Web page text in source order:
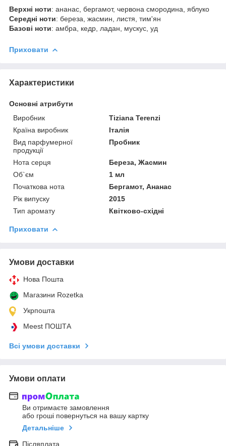
Верхні ноти: ананас, бергамот, червона смородина, яблуко
Середні ноти: береза, жасмин, листя, тим'ян
Базові ноти: амбра, кедр, ладан, мускус, уд
Приховати
Характеристики
Основні атрибути
Виробник
Tiziana Terenzi
Країна виробник
Італія
Вид парфумерної
продукції
Пробник
Нота серця
Береза, Жасмин
Об`єм
1 мл
Початкова нота
Бергамот, Ананас
Рік випуску
2015
Тип аромату
Квітково-східні
Приховати
Умови доставки
Нова Пошта
Магазини Rozetka
Укрпошта
Meest ПОШТА
Всі умови доставки
Умови оплати
Ви отримаєте замовлення
або гроші повернуться на вашу картку
Детальніше
Післяплата